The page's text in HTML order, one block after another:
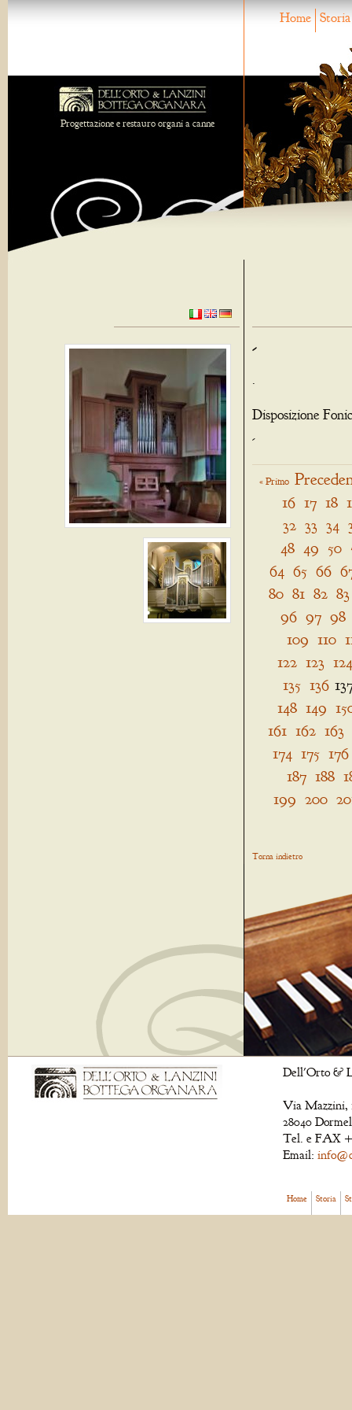
Home Storia
Progettazione e restauro organi a canne
-
.
Disposizione
-
« Primo
16 17 18
32 33 34
48 49 50
64 65 66
80 81 82 83
96 97 98
109 110
122 123 124
135 136
148 149
161 162 163
174 175 176
187 188
199 200
Torna indietro
Dell'Orto &
Via Mazzini,
28040
Tel. e FAX
Email:
Home Storia